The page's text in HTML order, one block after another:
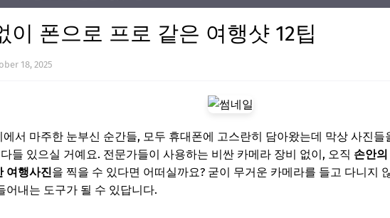
이 폰으로 프로 같은 여행샷 12팁
18, 2025
서 마주한 눈부신 순간들, 모두 휴대폰에 고스란히 담아왔는데 막상 사진
들 있으실 거예요. 전문가들이 사용하는 비싼 카메라 장비 없이, 오직 손안
여행사진을 찍을 수 있다면 어떠실까요? 굳이 무거운 카메라를 들고 다니지
어내는 도구가 될 수 있답니다.